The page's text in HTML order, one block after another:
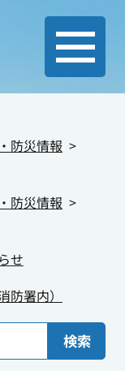
防災情報
防災情報
せ
防署内）
検索